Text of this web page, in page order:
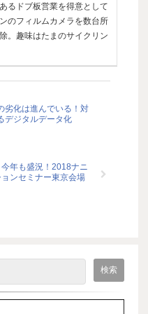
るドブ板営業を得意として
のフィルムカメラを数台所
。趣味はたまのサイクリン
劣化は進んでいる！対
デジタルデータ化
今年も盛況！2018ナニ
ンセミナー東京会場